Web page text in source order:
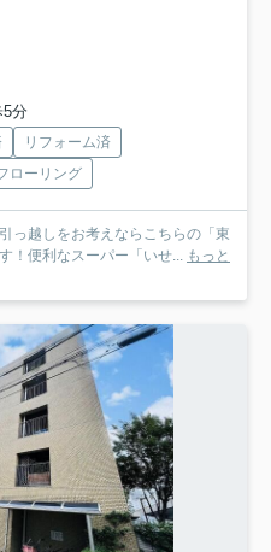
5分
リフォーム済
ローリング
っ越しをお考えならこちらの「東
！便利なスーパー「いせ... もっと